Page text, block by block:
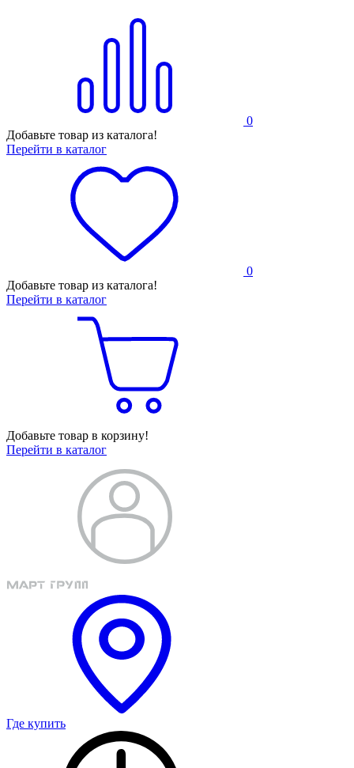
0
Добавьте товар из каталога!
Перейти в каталог
0
Добавьте товар из каталога!
Перейти в каталог
Добавьте товар в корзину!
Перейти в каталог
Где купить